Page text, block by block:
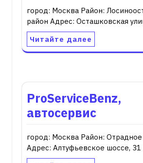
город: Москва Район:
район Адрес: Осташковская
Читайте далее
ProServiceBenz,
автосервис
город: Москва Район:
Адрес: Алтуфьевское шоссе, 31